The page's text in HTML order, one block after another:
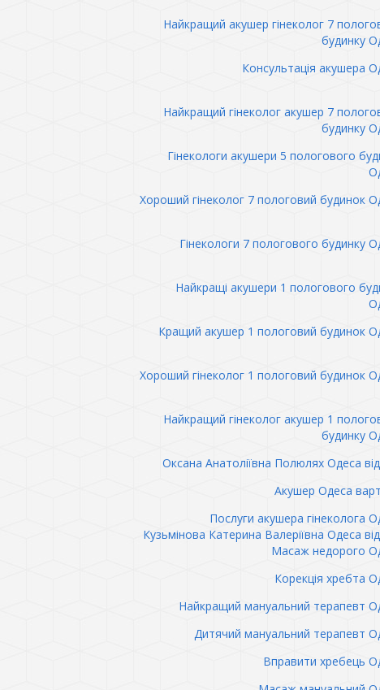
Найкращий акушер гінеколог 7
будинку
Консультація акушера
Найкращий гінеколог акушер 7
будинку
Гінекологи акушери 5 пологового
Хороший гінеколог 7 пологовий будинок
Гінекологи 7 пологового будинку
Найкращі акушери 1 пологового
Кращий акушер 1 пологовий будинок
Хороший гінеколог 1 пологовий будинок
Найкращий гінеколог акушер 1
будинку
Оксана Анатоліївна Полюлях Одеса
Акушер Одеса
Послуги акушера гінеколога
Кузьмінова Катерина Валеріївна Одеса
Масаж недорого
Корекція хребта
Найкращий мануальний терапевт
Дитячий мануальний терапевт
Вправити хребець